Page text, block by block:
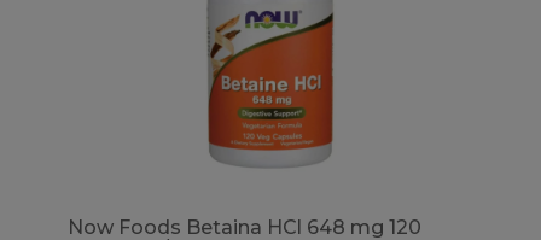
Now Foods Betaina HCl 648 mg 120